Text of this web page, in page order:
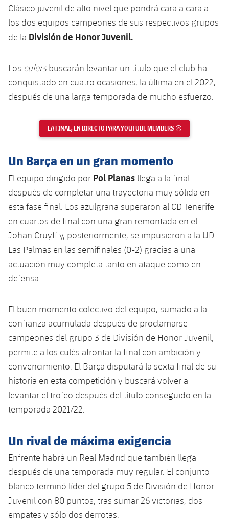
Spotify Camp Nou
Estadi Johan Cruyff
Ciutat Esportiva
La Masia
Servicios
Servicios Médicos
Accesibilidad
Acreditaciones
Instalaciones
Clásico juvenil de alto nivel que pondrá cara a cara a
los dos equipos campeones de sus respectivos grupos
de la División de Honor Juvenil.
Los culersbuscarán levantar un título que el club ha
conquistado en cuatro ocasiones, la última en el 2022,
después de una larga temporada de mucho esfuerzo.
LA FINAL, EN DIRECTO PARA YOUTUBE MEMBERS
Un Barça en un gran momento
El equipo dirigido por Pol Planas llega a la final
después de completar una trayectoria muy sólida en
esta fase final. Los azulgrana superaron al CD Tenerife
en cuartos de final con una gran remontada en el
Johan Cruyff y, posteriormente, se impusieron a la UD
Las Palmas en las semifinales (0-2) gracias a una
actuación muy completa tanto en ataque como en
defensa.
El buen momento colectivo del equipo, sumado a la
confianza acumulada después de proclamarse
campeones del grupo 3 de División de Honor Juvenil,
permite a los culés afrontar la final con ambición y
convencimiento. El Barça disputará la sexta final de su
historia en esta competición y buscará volver a
levantar el trofeo después del título conseguido en la
temporada 2021/22.
Un rival de máxima exigencia
Enfrente habrá un Real Madrid que también llega
después de una temporada muy regular. El conjunto
blanco terminó líder del grupo 5 de División de Honor
Juvenil con 80 puntos, tras sumar 26 victorias, dos
empates y sólo dos derrotas.